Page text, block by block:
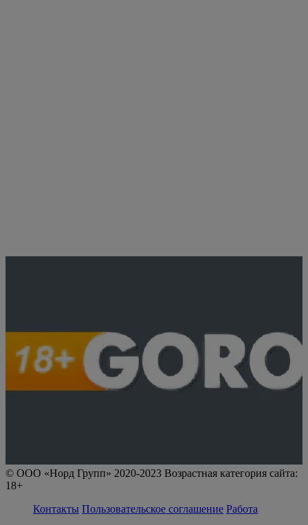
© ООО «Норд Групп» 2020-2023 Возрастная категория сайта:
18+
Контакты Пользовательское соглашение Работа